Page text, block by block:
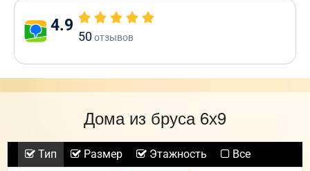
4.9
50отзывов
Дома из бруса 6х9
Тип Размер Этажность Все